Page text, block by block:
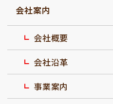
会社案内
会社概要
会社沿革
事業案内